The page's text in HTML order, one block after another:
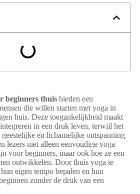
beginners thuis bieden een
die willen starten met yoga in
huis. Deze toegankelijkheid maakt
in een druk leven, terwijl het
en lichamelijke ontspanning
lezers niet alleen eenvoudige yoga
voor beginners, maar ook hoe ze een
ontwikkelen. Door thuis yoga te
eigen tempo bepalen en hun
zonder de druk van een